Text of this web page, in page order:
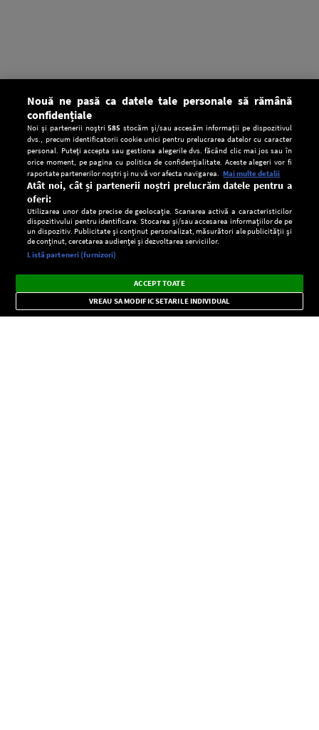
CONFIDENŢIALITATE
Setări:
Dark
Mode
Radio live, podcasturi, știri și alerte
importante.
×
Nouă ne pasă ca datele tale personale să rămână
confidențiale
Noi și partenerii noștri585 stocăm și/sau accesăm informații pe dispozitivul
dvs., precum identificatorii cookie unici pentru prelucrarea datelor cu caracter
personal. Puteți accepta sau gestiona alegerile dvs. făcând clic mai jos sau în
orice moment, pe pagina cu politica de confidențialitate. Aceste alegeri vor fi
raportate partenerilor noștri și nu vă vor afecta navigarea. Mai multe detalii
Atât noi, cât și partenerii noștri prelucrăm datele pentru a
oferi:
Utilizarea unor date precise de geolocație. Scanarea activă a caracteristicilor
dispozitivului pentru identificare. Stocarea și/sau accesarea informațiilor de pe
un dispozitiv. Publicitate și conținut personalizat, măsurători ale publicității și
de conținut, cercetarea audienței și dezvoltarea serviciilor.
Listă parteneri (furnizori)
ACCEPT TOATE
VREAU SA MODIFIC SETARILE INDIVIDUAL